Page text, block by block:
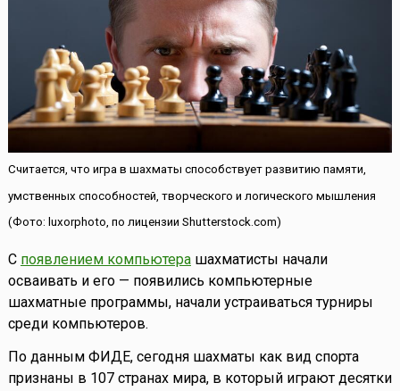
Считается, что игра в шахматы способствует развитию памяти,
умственных способностей, творческого и логического мышления
(Фото: luxorphoto, по лицензии Shutterstock.com)
С появлением компьютерашахматисты начали
осваивать и его — появились компьютерные
шахматные программы, начали устраиваться турниры
среди компьютеров.
По данным ФИДЕ, сегодня шахматы как вид спорта
признаны в 107 странах мира, в который играют десятки